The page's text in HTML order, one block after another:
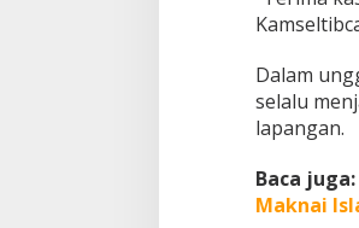
a
i
k
p
e
k
Dalam
selalu
lapangan.
Baca juga:
Maknai